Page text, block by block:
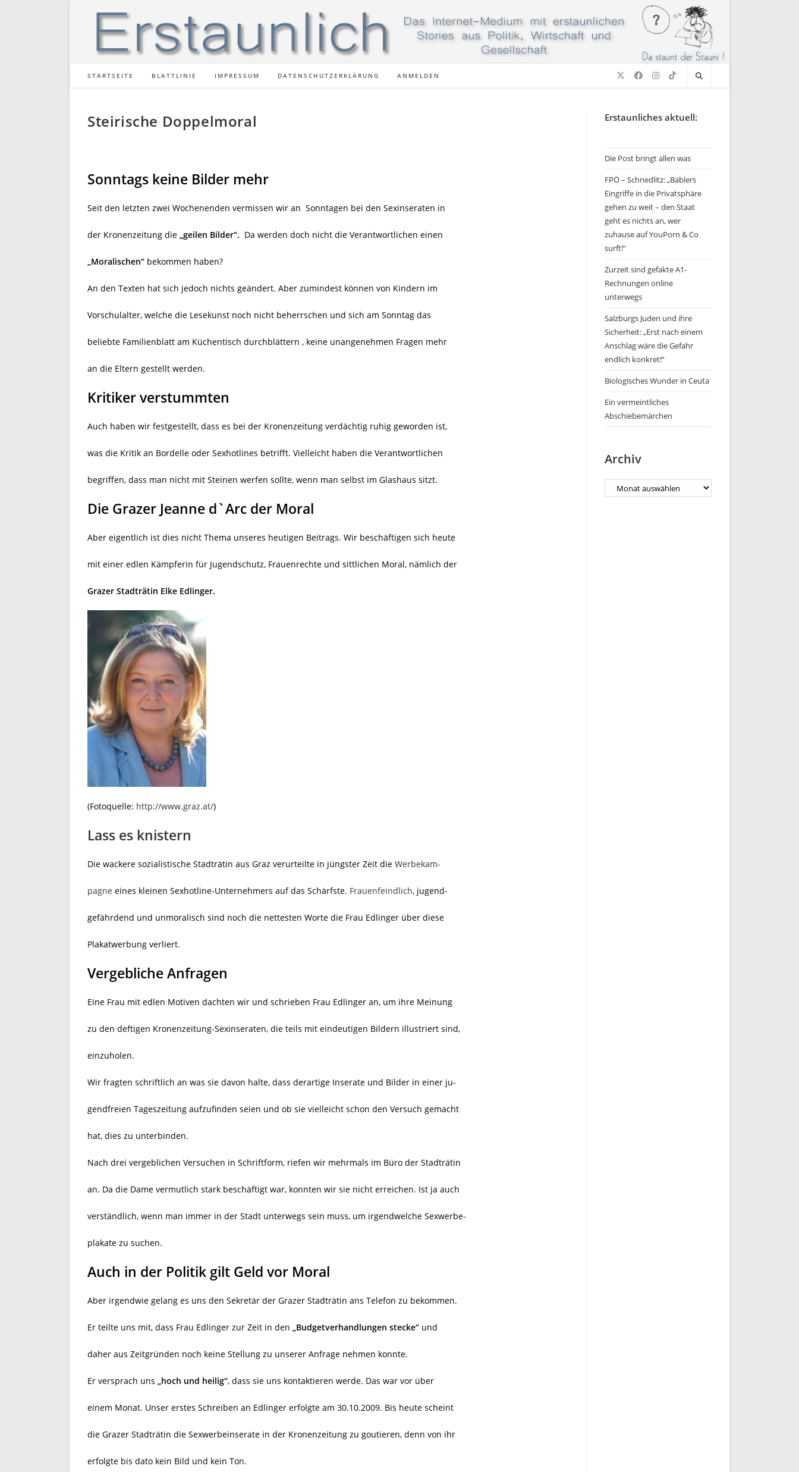
STARTSEITE BLATTLINIE IMPRESSUM DATENSCHUTZERKLÄRUNG ANMELDEN
Steirische Doppelmoral
Sonntags keine Bilder mehr
Seit den letzten zwei Wochenenden vermissen wir an Sonntagen bei den Sexinseraten in
der Kronenzeitung die „geilen Bilder“. Da werden doch nicht die Verantwortlichen einen
„Moralischen“ bekommen haben?
An den Texten hat sich jedoch nichts geändert. Aber zumindest können von Kindern im
Vorschulalter, welche die Lesekunst noch nicht beherrschen und sich am Sonntag das
beliebte Familienblatt am Küchentisch durchblättern , keine unangenehmen Fragen mehr
an die Eltern gestellt werden.
Kritiker verstummten
Auch haben wir festgestellt, dass es bei der Kronenzeitung verdächtig ruhig geworden ist,
was die Kritik an Bordelle oder Sexhotlines betrifft. Vielleicht haben die Verantwortlichen
begriffen, dass man nicht mit Steinen werfen sollte, wenn man selbst im Glashaus sitzt.
Die Grazer Jeanne d`Arc der Moral
Aber eigentlich ist dies nicht Thema unseres heutigen Beitrags. Wir beschäftigen sich heute
mit einer edlen Kämpferin für Jugendschutz, Frauenrechte und sittlichen Moral, nämlich der
Grazer Stadträtin Elke Edlinger.
(Fotoquelle: http://www.graz.at/)
Lass es knistern
Die wackere sozialistische Stadträtin aus Graz verurteilte in jüngster Zeit die Werbekam-
pagne eines kleinen Sexhotline-Unternehmers auf das Schärfste. Frauenfeindlich, jugend-
gefährdend und unmoralisch sind noch die nettesten Worte die Frau Edlinger über diese
Plakatwerbung verliert.
Vergebliche Anfragen
Eine Frau mit edlen Motiven dachten wir und schrieben Frau Edlinger an, um ihre Meinung
zu den deftigen Kronenzeitung-Sexinseraten, die teils mit eindeutigen Bildern illustriert sind,
einzuholen.
Wir fragten schriftlich an was sie davon halte, dass derartige Inserate und Bilder in einer ju-
gendfreien Tageszeitung aufzufinden seien und ob sie vielleicht schon den Versuch gemacht
hat, dies zu unterbinden.
Nach drei vergeblichen Versuchen in Schriftform, riefen wir mehrmals im Büro der Stadträtin
an. Da die Dame vermutlich stark beschäftigt war, konnten wir sie nicht erreichen. Ist ja auch
verständlich, wenn man immer in der Stadt unterwegs sein muss, um irgendwelche Sexwerbe-
plakate zu suchen.
Auch in der Politik gilt Geld vor Moral
Aber irgendwie gelang es uns den Sekretär der Grazer Stadträtin ans Telefon zu bekommen.
Er teilte uns mit, dass Frau Edlinger zur Zeit in den „Budgetverhandlungen stecke“ und
daher aus Zeitgründen noch keine Stellung zu unserer Anfrage nehmen konnte.
Er versprach uns „hoch und heilig“, dass sie uns kontaktieren werde. Das war vor über
einem Monat. Unser erstes Schreiben an Edlinger erfolgte am 30.10.2009. Bis heute scheint
die Grazer Stadträtin die Sexwerbeinserate in der Kronenzeitung zu goutieren, denn von ihr
erfolgte bis dato kein Bild und kein Ton.
Erstaunliches aktuell:
Die Post bringt allen was
FPÖ – Schnedlitz: „Bablers
Eingriffe in die Privatsphäre
gehen zu weit – den Staat
geht es nichts an, wer
zuhause auf YouPorn & Co
surft!“
Zurzeit sind gefakte A1-
Rechnungen online
unterwegs
Salzburgs Juden und ihre
Sicherheit: „Erst nach einem
Anschlag wäre die Gefahr
endlich konkret!“
Biologisches Wunder in Ceuta
Ein vermeintliches
Abschiebemärchen
Archiv
Archiv